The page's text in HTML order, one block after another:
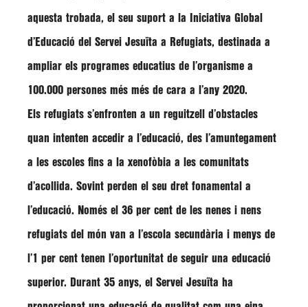
aquesta trobada, el seu suport a la Iniciativa Global
d’Educació del Servei Jesuïta a Refugiats, destinada a
ampliar els programes educatius de l’organisme a
100.000 persones més més de cara a l’any 2020.
Els refugiats s’enfronten a un reguitzell d’obstacles
quan intenten accedir a l’educació, des l’amuntegament
a les escoles fins a la xenofòbia a les comunitats
d’acollida. Sovint perden el seu dret fonamental a
l’educació. Només el 36 per cent de les nenes i nens
refugiats del món van a l’escola secundària i menys de
l’1 per cent tenen l’oportunitat de seguir una educació
superior. Durant 35 anys, el Servei Jesuïta ha